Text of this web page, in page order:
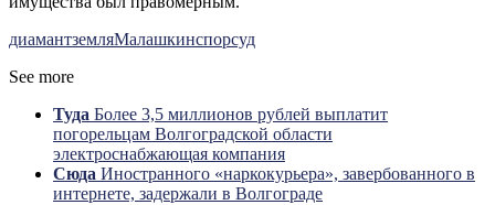
диамантземляМалашкинспорсуд
See more
Туда Более 3,5 миллионов рублей выплатит
погорельцам Волгоградской области
электроснабжающая компания
Сюда Иностранного «наркокурьера», завербованного в
интернете, задержали в Волгограде